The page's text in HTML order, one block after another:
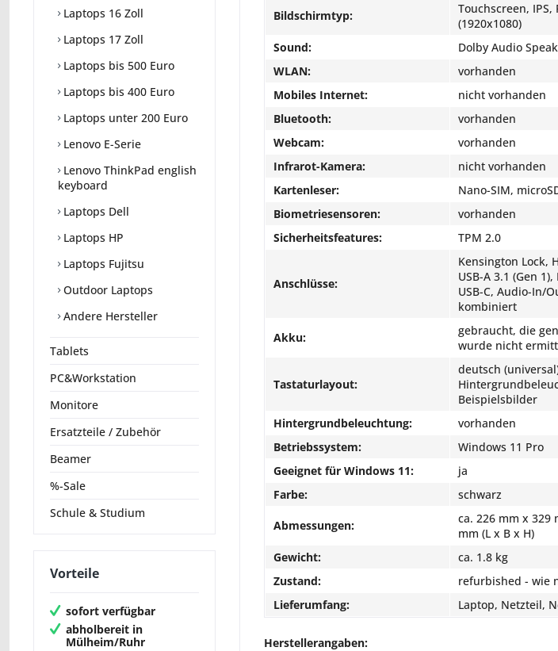
Laptops 16 Zoll
Laptops 17 Zoll
Laptops bis 500 Euro
Laptops bis 400 Euro
Laptops unter 200 Euro
Lenovo E-Serie
Lenovo ThinkPad english
keyboard
Laptops Dell
Laptops HP
Laptops Fujitsu
Outdoor Laptops
Andere Hersteller
Tablets
PC&Workstation
Monitore
Ersatzteile / Zubehör
Beamer
%-Sale
Schule & Studium
Vorteile
sofort verfügbar
abholbereit in
Mülheim/Ruhr
Bildschirmtyp:
Touchscreen, IPS,
(1920x1080)
Sound:
Dolby Audio
WLAN:
vorhanden
Mobiles Internet:
nicht vorhanden
Bluetooth:
vorhanden
Webcam:
vorhanden
Infrarot-Kamera:
nicht vorhanden
Kartenleser:
Nano-SIM,
Biometriesensoren:
vorhanden
Sicherheitsfeatures:
TPM 2.0
Anschlüsse:
Kensington Lock,
USB-A 3.1 (Gen 1),
USB-C, Audio-In/
kombiniert
Akku:
gebraucht, die
wurde nicht
Tastaturlayout:
deutsch
Beispielsbilder
Hintergrundbeleuchtung:
vorhanden
Betriebssystem:
Windows 11 Pro
Geeignet für Windows 11:
ja
Farbe:
schwarz
Abmessungen:
ca. 226 mm x 329
mm (L x B x H)
Gewicht:
ca. 1.8 kg
Zustand:
refurbished - wie
Lieferumfang:
Laptop, Netzteil,
Herstellerangaben: